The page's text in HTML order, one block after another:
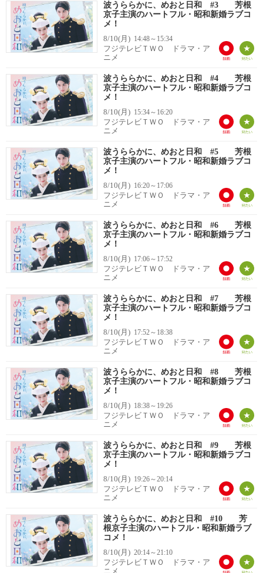
波うららかに、めおと日和 #3 芳根
京子主演のハートフル・昭和新婚ラブコ
メ！
8/10(月) 14:48～15:34
フジテレビＴＷＯ ドラマ・ア
ニメ
波うららかに、めおと日和 #4 芳根
京子主演のハートフル・昭和新婚ラブコ
メ！
8/10(月) 15:34～16:20
フジテレビＴＷＯ ドラマ・ア
ニメ
波うららかに、めおと日和 #5 芳根
京子主演のハートフル・昭和新婚ラブコ
メ！
8/10(月) 16:20～17:06
フジテレビＴＷＯ ドラマ・ア
ニメ
波うららかに、めおと日和 #6 芳根
京子主演のハートフル・昭和新婚ラブコ
メ！
8/10(月) 17:06～17:52
フジテレビＴＷＯ ドラマ・ア
ニメ
波うららかに、めおと日和 #7 芳根
京子主演のハートフル・昭和新婚ラブコ
メ！
8/10(月) 17:52～18:38
フジテレビＴＷＯ ドラマ・ア
ニメ
波うららかに、めおと日和 #8 芳根
京子主演のハートフル・昭和新婚ラブコ
メ！
8/10(月) 18:38～19:26
フジテレビＴＷＯ ドラマ・ア
ニメ
波うららかに、めおと日和 #9 芳根
京子主演のハートフル・昭和新婚ラブコ
メ！
8/10(月) 19:26～20:14
フジテレビＴＷＯ ドラマ・ア
ニメ
波うららかに、めおと日和 #10 芳
根京子主演のハートフル・昭和新婚ラブ
コメ！
8/10(月) 20:14～21:10
フジテレビＴＷＯ ドラマ・ア
ニメ